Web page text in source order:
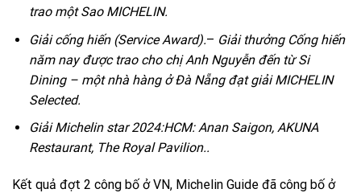
trao một Sao MICHELIN.
Giải cống hiến (Service Award).– Giải thưởng Cống hiến
năm nay được trao cho chị Anh Nguyễn đến từ Si
Dining – một nhà hàng ở Đà Nẵng đạt giải MICHELIN
Selected.
Giải Michelin star 2024:HCM: Anan Saigon, AKUNA
Restaurant, The Royal Pavilion..
Kết quả đợt 2 công bố ở VN, Michelin Guide đã công bố ở